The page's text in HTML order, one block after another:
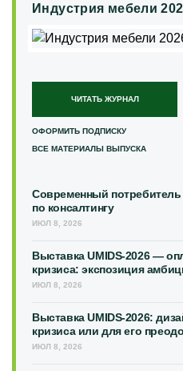
Индустрия мебели
ЧИТАТЬ ЖУРНАЛ
ОФОРМИТЬ ПОДПИСКУ
ВСЕ МАТЕРИАЛЫ ВЫПУСКА
Современный потребитель
по консалтингу
ИЮЛ 8, 2026
Выставка UMIDS-2026 —
кризиса: экспозиция
ИЮЛ 8, 2026
Выставка UMIDS-2026:
кризиса или для его
ИЮЛ 8, 2026